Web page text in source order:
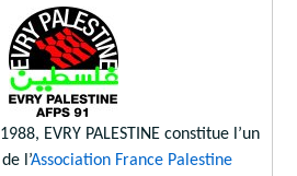
EVRY PALESTINE constitue l’un
l’Association France Palestine